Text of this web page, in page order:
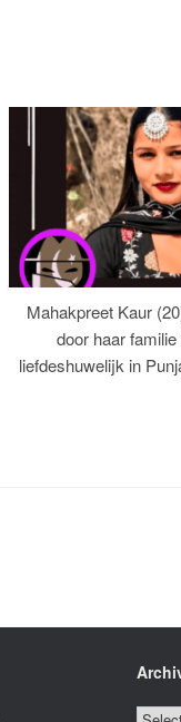
Mahakpreet Kaur
door haar
liefdeshuwelijk in